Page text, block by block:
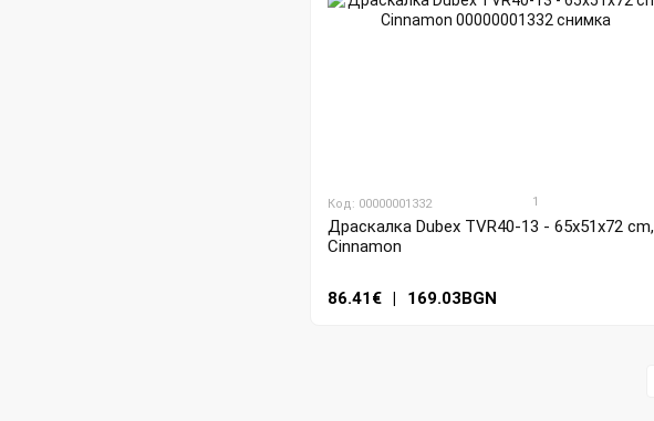
Код: 00000001332 1
Драскалка Dubex TVR40-13 - 65x51x72 cm,
Cinnamon
86.41€ | 169.03BGN